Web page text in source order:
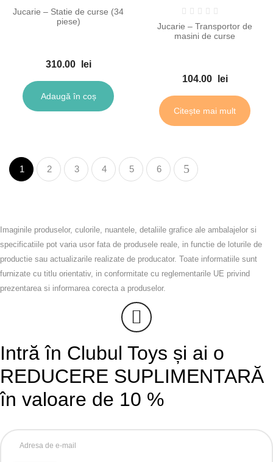
Jucarie – Statie de curse (34
piese)
310.00 lei
Adaugă în coș
Jucarie – Transportor de
masini de curse
104.00 lei
Citește mai mult
1 2 3 4 5 6
Imaginile produselor, culorile, nuantele, detaliile grafice ale ambalajelor si
specificatiile pot varia usor fata de produsele reale, in functie de loturile de
productie sau actualizarile realizate de producator. Toate informatiile sunt
furnizate cu titlu orientativ, in conformitate cu reglementarile UE privind
prezentarea si informarea corecta a produselor.
Intră în Clubul Toys și ai o
REDUCERE SUPLIMENTARĂ
în valoare de 10 %